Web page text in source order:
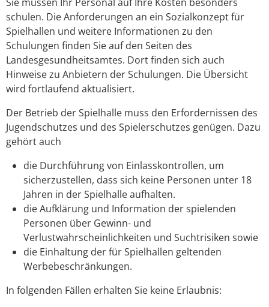
schulen. Die Anforderungen an ein Sozialkonzept für
Spielhallen und weitere Informationen zu den
Schulungen finden Sie auf den Seiten des
Landesgesundheitsamtes. Dort finden sich auch
Hinweise zu Anbietern der Schulungen. Die Übersicht
wird fortlaufend aktualisiert.
Der Betrieb der Spielhalle muss den Erfordernissen des
Jugendschutzes und des Spielerschutzes genügen. Dazu
gehört auch
die Durchführung von Einlasskontrollen, um
sicherzustellen, dass sich keine Personen unter 18
Jahren in der Spielhalle aufhalten.
die Aufklärung und Information der spielenden
Personen über Gewinn- und
Verlustwahrscheinlichkeiten und Suchtrisiken sowie
die Einhaltung der für Spielhallen geltenden
Werbebeschränkungen.
In folgenden Fällen erhalten Sie keine Erlaubnis: